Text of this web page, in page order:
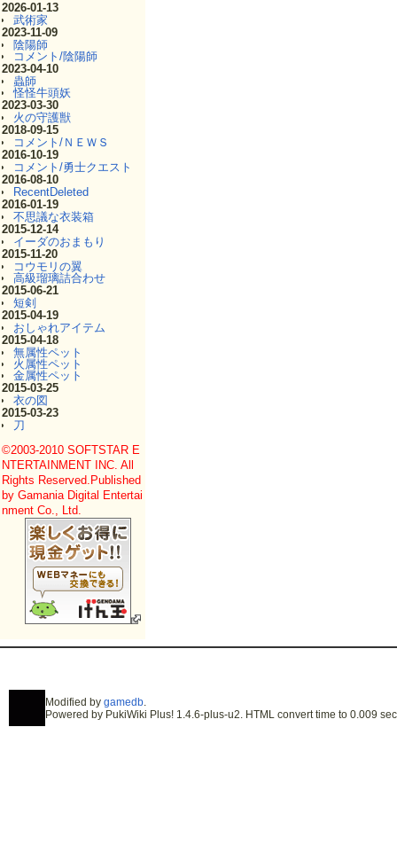
2026-01-13
武術家
2023-11-09
陰陽師
コメント/陰陽師
2023-04-10
蟲師
怪怪牛頭妖
2023-03-30
火の守護獣
2018-09-15
コメント/ＮＥＷＳ
2016-10-19
コメント/勇士クエスト
2016-08-10
RecentDeleted
2016-01-19
不思議な衣装箱
2015-12-14
イーダのおまもり
2015-11-20
コウモリの翼
高級瑠璃詰合わせ
2015-06-21
短剣
2015-04-19
おしゃれアイテム
2015-04-18
無属性ペット
火属性ペット
金属性ペット
2015-03-25
衣の図
2015-03-23
刀
©2003-2010 SOFTSTAR E
NTERTAINMENT INC. All
Rights Reserved. Published
by Gamania Digital Entertai
nment Co., Ltd.
Modified by gamedb.
Powered by PukiWiki Plus! 1.4.6-plus-u2. HTML convert time to 0.009